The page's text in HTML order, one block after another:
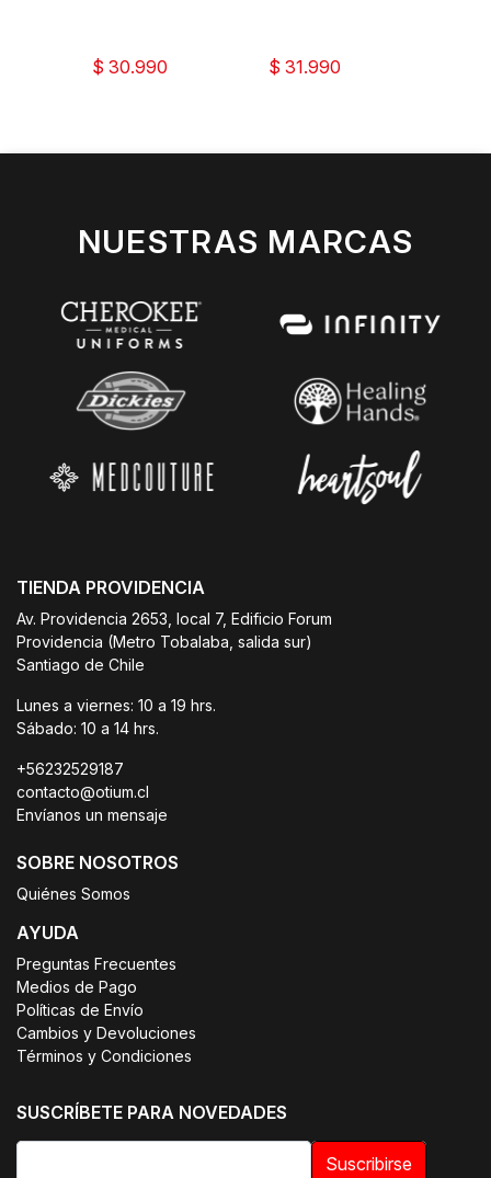
$ 30.990 $ 31.990
NUESTRAS MARCAS
TIENDA PROVIDENCIA
Av. Providencia 2653, local 7, Edificio Forum
Providencia (Metro Tobalaba, salida sur)
Santiago de Chile
Lunes a viernes: 10 a 19 hrs.
Sábado: 10 a 14 hrs.
+56232529187
contacto@otium.cl
Envíanos un mensaje
SOBRE NOSOTROS
Quiénes Somos
AYUDA
Preguntas Frecuentes
Medios de Pago
Políticas de Envío
Cambios y Devoluciones
Términos y Condiciones
SUSCRÍBETE PARA NOVEDADES
Suscribirse